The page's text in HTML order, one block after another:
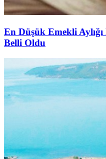
En Düşük Emekli
Belli Oldu